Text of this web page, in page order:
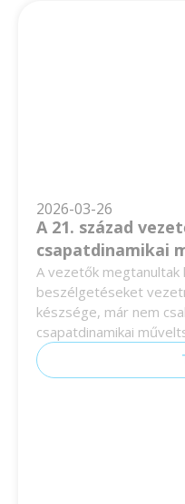
2026-03-26
A 21. század
csapatdinamikai
A vezetők
beszélgetéseket
készsége, már nem
csapatdinamikai